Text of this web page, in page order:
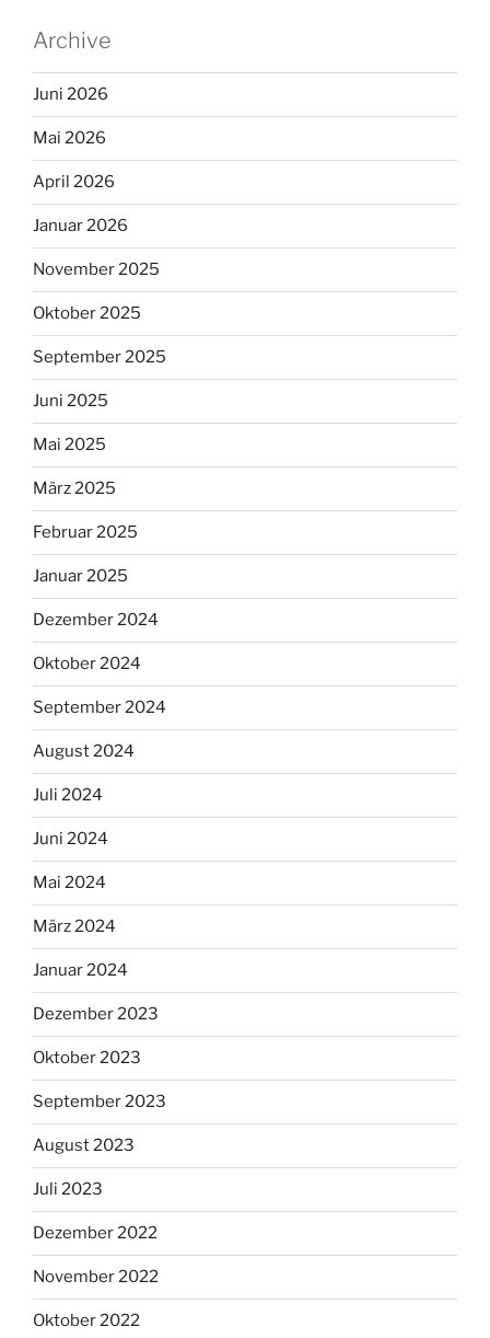
Archive
Juni 2026
Mai 2026
April 2026
Januar 2026
November 2025
Oktober 2025
September 2025
Juni 2025
Mai 2025
März 2025
Februar 2025
Januar 2025
Dezember 2024
Oktober 2024
September 2024
August 2024
Juli 2024
Juni 2024
Mai 2024
März 2024
Januar 2024
Dezember 2023
Oktober 2023
September 2023
August 2023
Juli 2023
Dezember 2022
November 2022
Oktober 2022